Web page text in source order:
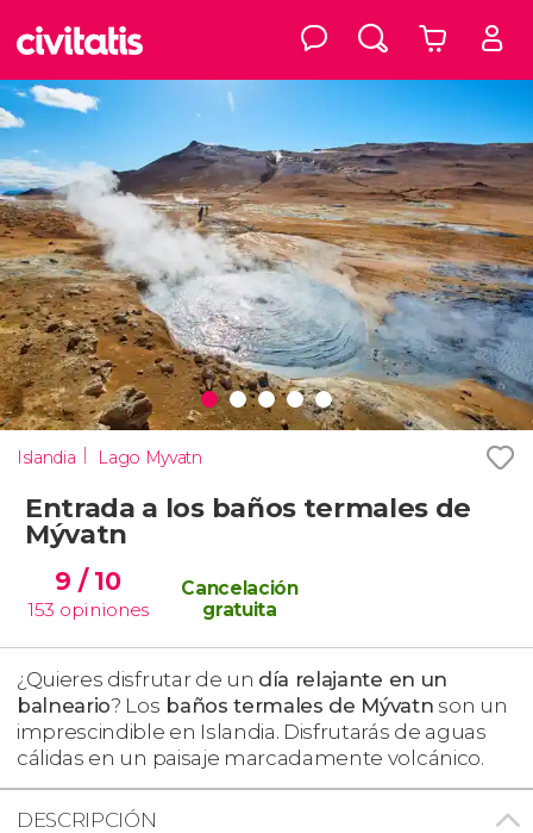
Islandia Lago Myvatn
Entrada a los baños termales de
Mývatn
9 / 10
153 opiniones
Cancelación
gratuita
¿Quieres disfrutar de un día relajante en un
balneario? Los baños termales de Mývatn son un
imprescindible en Islandia. Disfrutarás de aguas
cálidas en un paisaje marcadamente volcánico.
DESCRIPCIÓN